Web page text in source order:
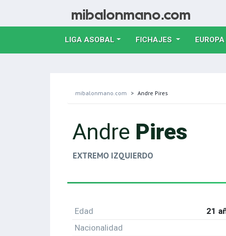
LIGA ASOBAL FICHAJES EUROPA
mibalonmano.com Andre Pires
Andre Pires
EXTREMO IZQUIERDO
Edad 21
Nacionalidad